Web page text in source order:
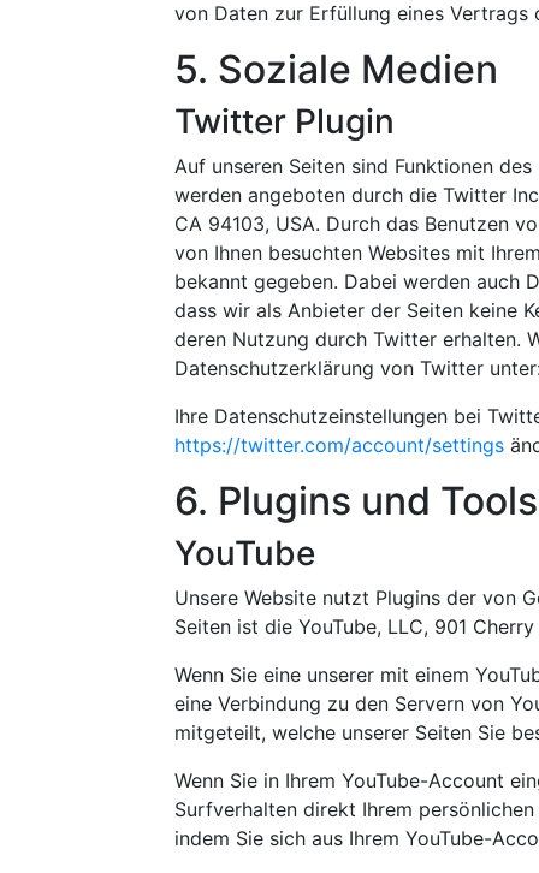
von Daten zur Erfüllung eines
5. Soziale Medien
Twitter Plugin
Auf unseren Seiten sind Funktionen
werden angeboten durch die Twitter
CA 94103, USA. Durch das Benutzen
von Ihnen besuchten Websites mit
bekannt gegeben. Dabei werden auch
dass wir als Anbieter der Seiten keine
deren Nutzung durch Twitter erhalten.
Datenschutzerklärung von Twitter
Ihre Datenschutzeinstellungen bei
https://twitter.com/account/settings
6. Plugins und Tools
YouTube
Unsere Website nutzt Plugins der von
Seiten ist die YouTube, LLC, 901
Wenn Sie eine unserer mit einem
eine Verbindung zu den Servern von
mitgeteilt, welche unserer Seiten Sie
Wenn Sie in Ihrem YouTube-Account
Surfverhalten direkt Ihrem
indem Sie sich aus Ihrem YouTube-